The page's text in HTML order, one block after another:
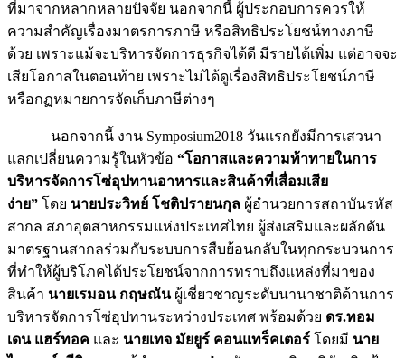
ที่มาจากหลากหลายปัจจัย นอกจากนี้ ผู้ประกอบการควรให้
ความสำคัญเรื่องมาตรการภาษี หรือสิทธิประโยชน์ทางภาษี
ด้วย เพราะแม้จะบริหารจัดการธุรกิจได้ดี มีรายได้เพิ่ม แต่อาจจะ
เสียโอกาสในตอนท้าย เพราะไม่ได้ดูเรื่องสิทธิประโยชน์ภาษี
หรือกฏหมายการจัดเก็บภาษีต่างๆ
นอกจากนี้ งาน Symposium2018 วันแรกยังมีการเสวนา
แลกเปลี่ยนความรู้ในหัวข้อ “โอกาสและความท้าทายในการ
บริหารจัดการโซ่อุปทานอาหารและสินค้าที่เสื่อมเสีย
ง่าย” โดย นายประวิทย์ โชติปรายนกุล ผู้อำนวยการสถาบันรหัส
สากล สภาอุตสาหกรรมแห่งประเทศไทย ผู้ส่งเสริมและผลักดัน
มาตรฐานสากลร่วมกับระบบการสืบย้อนกลับในทุกกระบวนการ
ที่ทำให้ผู้บริโภคได้ประโยชน์จากการทราบถึงแหล่งที่มาของ
สินค้า นายเรมอน กฤษณันผู้เชี่ยวชาญระดับนานาชาติด้านการ
บริหารจัดการโซ่อุปทานระหว่างประเทศ พร้อมด้วย ดร.ทอม
เดน แฮร์ทอค และ นายเทจ มัยยูร์ คอนแทร็คเตอร์ โดยมี นาย